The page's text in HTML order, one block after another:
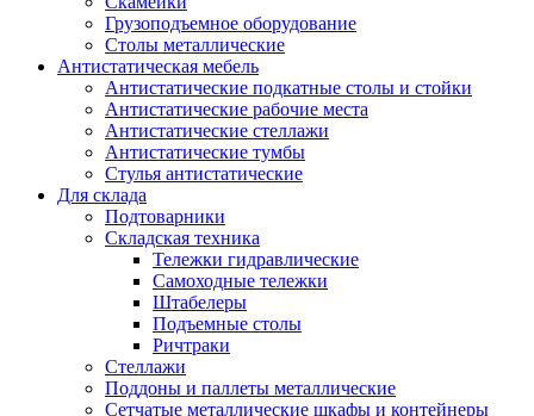
Грузоподъемное оборудование
Столы металлические
Антистатическая мебель
Антистатические подкатные столы и стойки
Антистатические рабочие места
Антистатические стеллажи
Антистатические тумбы
Стулья антистатические
Для склада
Подтоварники
Складская техника
Тележки гидравлические
Самоходные тележки
Штабелеры
Подъемные столы
Ричтраки
Стеллажи
Поддоны и паллеты металлические
Сетчатые металлические шкафы и контейнеры